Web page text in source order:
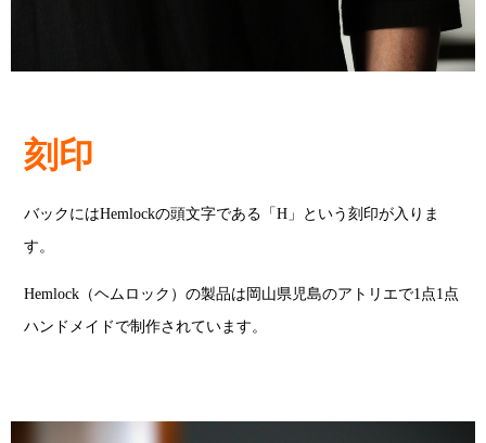
刻印
バックにはHemlockの頭文字である「H」という刻印が入りま
す。
Hemlock（ヘムロック）の製品は岡山県児島のアトリエで1点1点
ハンドメイドで制作されています。